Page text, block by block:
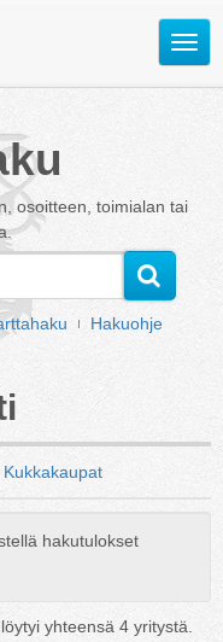
Avaa
osoitteen, toimialan tai
Hakuohje
Kukkakaupat
hakutulokset
löytyi yhteensä 4 yritystä.